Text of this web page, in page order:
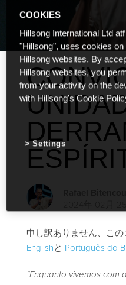
申し訳ありません、こ
Englishと Português do
“Enquanto vivemos com
COOKIES
Hillsong International Ltd
"Hillsong", uses cookies
Hillsong websites. By
Hillsong websites, you
from your activity on the
with Hillsong's Cookie
Settings